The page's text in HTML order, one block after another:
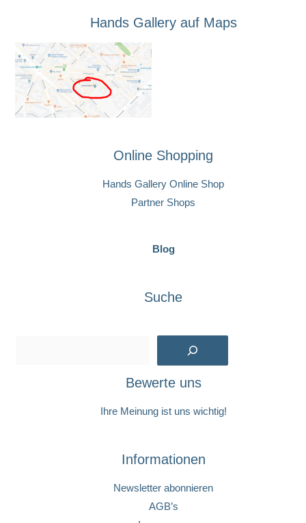
Hands Gallery auf Maps
Online Shopping
Hands Gallery Online Shop
Partner Shops
Blog
Suche
Bewerte uns
Ihre Meinung ist uns wichtig!
Informationen
Newsletter abonnieren
AGB’s